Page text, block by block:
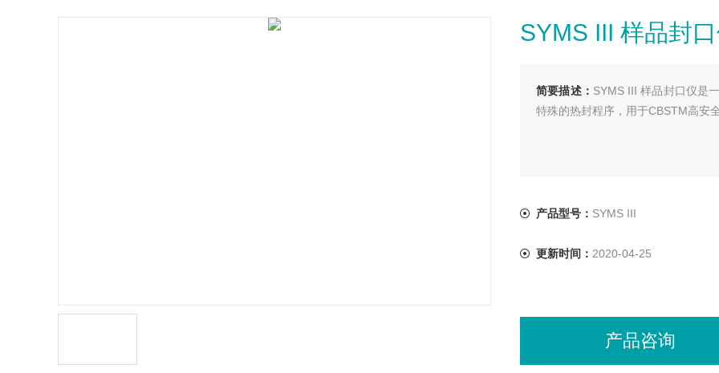
SYMS III 样品封
简要描述： SYMS III 样品封口仪是
特殊的热封程序，用于CBSTM高安
产品型号： SYMS III
更新时间： 2020-04-25
产品咨询